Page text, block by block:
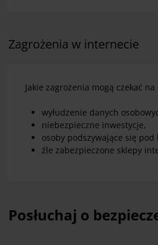
Zagrożenia w internecie
Jakie zagrożenia mogą czekać
wyłudzenie danych
niebezpieczne inwestycje,
osoby podszywające się
źle zabezpieczone sklepy
Posłuchaj o